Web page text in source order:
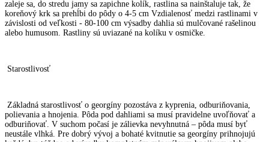
zaleje sa, do stredu jamy sa zapichne kolík, rastlina sa nainštaluje tak, že
koreňový krk sa prehĺbi do pôdy o 4-5 cm Vzdialenosť medzi rastlinami v
závislosti od veľkosti - 80-100 cm výsadby dahlia sú mulčované rašelinou
alebo humusom. Rastliny sú uviazané na kolíku v osmičke.
Starostlivosť
Základná starostlivosť o georgíny pozostáva z kyprenia, odburiňovania,
polievania a hnojenia. Pôda pod dahliami sa musí pravidelne uvoľňovať a
odburiňovať. V suchom počasí je zálievka nevyhnutná – pôda musí byť
neustále vlhká. Pre dobrý vývoj a bohaté kvitnutie sa georgíny prihnojujú